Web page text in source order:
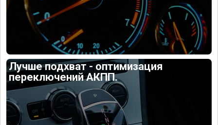
Лучше подхват - оптимизация
переключений АКПП.